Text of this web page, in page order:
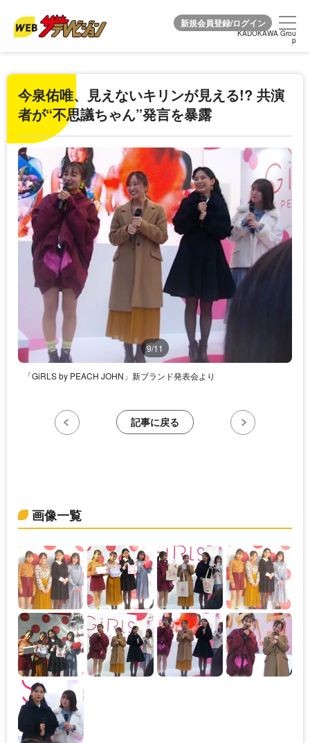
KADOKAWA Grou
p
KADOKAWA Grou
p
今泉佑唯、見えないキリンが見える!? 共演
者が“不思議ちゃん”発言を暴露
9/11
「GiRLS by PEACH JOHN」新ブランド発表会より
記事に戻る
画像一覧